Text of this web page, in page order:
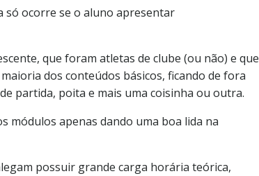
só ocorre se o aluno apresentar
que foram atletas de clube (ou não) e que
dos conteúdos básicos, ficando de fora
partida, poita e mais uma coisinha ou outra.
módulos apenas dando uma boa lida na
possuir grande carga horária teórica,